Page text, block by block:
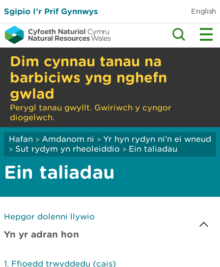
Sgipio I’r Prif Gynnwys English
Dim cynnau tanau na
barbiciws yng nghefn
gwlad
Perygl tanau gwyllt. Gwiriwch y cyngor
diogelwch.
Hafan > Amdanom ni > Yr hyn rydyn ni’n ei wneud
> Sut rydym yn rheoleiddio > Ein taliadau
Ein taliadau
Hepgor dolenni llywio
Yn yr adran hon
Ffioedd trwyddedu (cais)